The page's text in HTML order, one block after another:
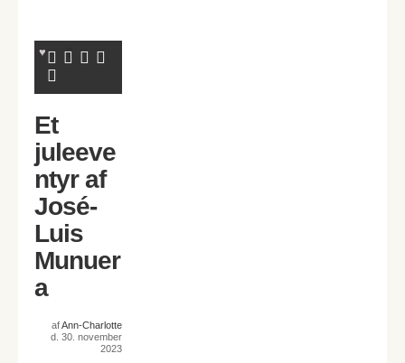
Et
juleeve
ntyr af
José-
Luis
Munuer
a
afAnn-Charlotte
d. 30. november
2023